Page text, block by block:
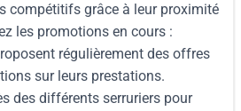
compétitifs grâce à leur proximité
les promotions en cours :
régulièrement des offres
sur leurs prestations.
des différents serruriers pour